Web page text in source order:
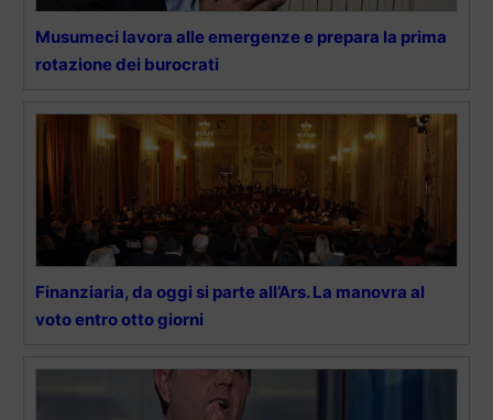
Musumeci lavora alle emergenze e prepara la prima
rotazione dei burocrati
Finanziaria, da oggi si parte all’Ars. La manovra al
voto entro otto giorni